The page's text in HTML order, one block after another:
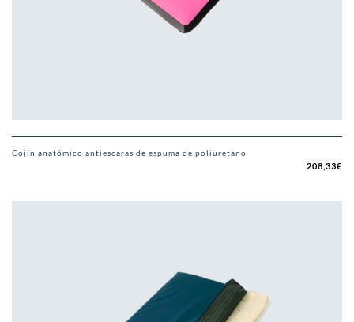
Cojín anatómico antiescaras de espuma de poliuretano
208,33€